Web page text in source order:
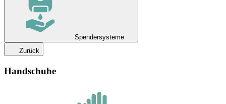
Spendersysteme
Zurück
Handschuhe